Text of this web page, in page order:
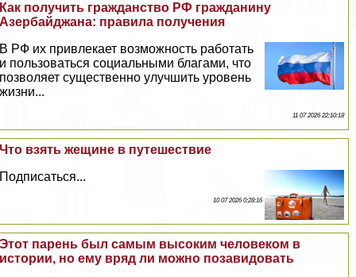
Как получить гражданство РФ гражданину
Азербайджана: правила получения
В РФ их привлекает возможность работать
и пользоваться социальными благами, что
позволяет существенно улучшить уровень
жизни...
11 07 2026 22:10:18
Что взять жещине в путешествие
Подписаться...
10 07 2026 0:28:16
Этот парень был самым высоким человеком в
истории, но ему вряд ли можно позавидовать